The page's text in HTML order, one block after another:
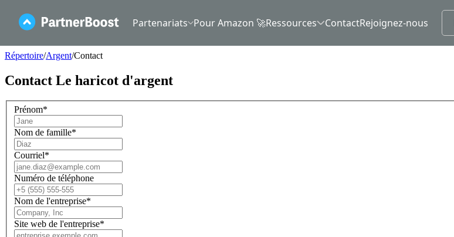
Partenariats Pour Amazon 🚀Ressources ContactRejoignez-nous
Répertoire/Argent/Contact
Contact Le haricot d'argent
Prénom*
Nom de famille*
Courriel*
Numéro de téléphone
Nom de l'entreprise*
Site web de l'entreprise*